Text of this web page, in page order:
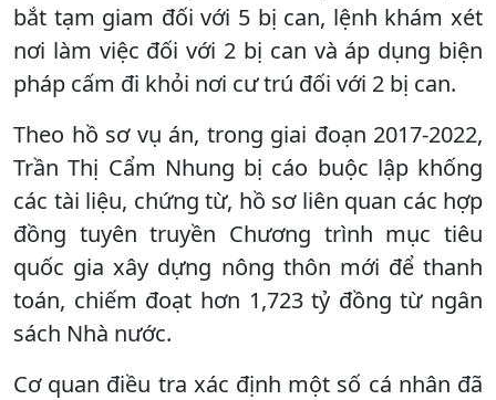
bắt tạm giam đối với 5 bị can, lệnh khám xét
nơi làm việc đối với 2 bị can và áp dụng biện
pháp cấm đi khỏi nơi cư trú đối với 2 bị can.
Theo hồ sơ vụ án, trong giai đoạn 2017-2022,
Trần Thị Cẩm Nhung bị cáo buộc lập khống
các tài liệu, chứng từ, hồ sơ liên quan các hợp
đồng tuyên truyền Chương trình mục tiêu
quốc gia xây dựng nông thôn mới để thanh
toán, chiếm đoạt hơn 1,723 tỷ đồng từ ngân
sách Nhà nước.
Cơ quan điều tra xác định một số cá nhân đã